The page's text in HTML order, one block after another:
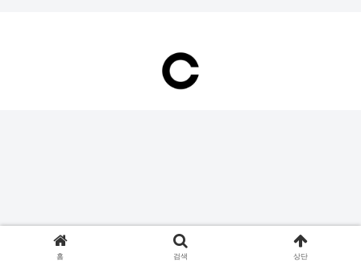
홈 검색 상단